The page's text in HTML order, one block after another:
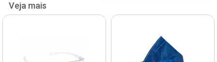
Veja mais